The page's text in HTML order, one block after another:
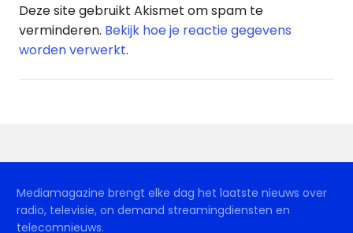
Deze site gebruikt Akismet om spam te
verminderen. Bekijk hoe je reactie gegevens
worden verwerkt.
Mediamagazine brengt elke dag het laatste nieuws over
radio, televisie, on demand streamingdiensten en
telecomnieuws.